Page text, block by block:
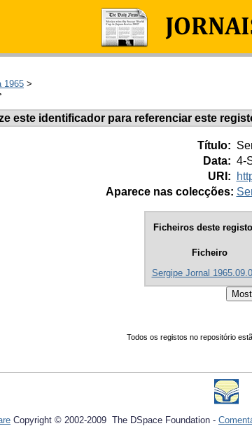
1965 >
este identificador para referenciar este
Título:
Data: 4-
URI:
Aparece nas colecções:
Ficheiros deste
Ficheiro
Sergipe Jornal
Todos os registos no repositório
Copyright © 2002-2009 The DSpace Foundation -